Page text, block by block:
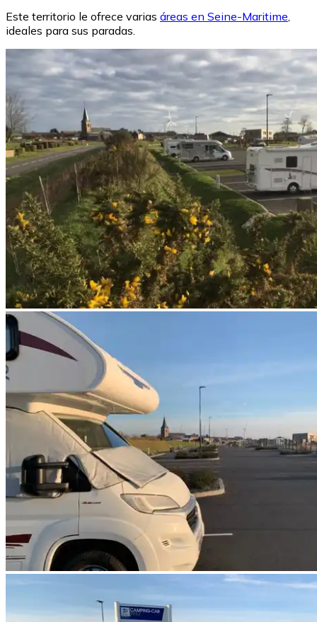
Este territorio le ofrece varias áreas en Seine-Maritime,
ideales para sus paradas.